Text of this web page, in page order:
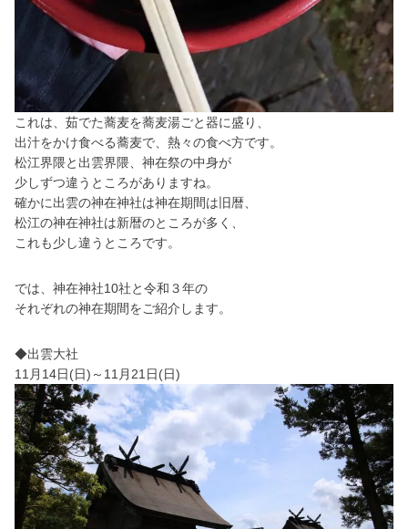
これは、茹でた蕎麦を蕎麦湯ごと器に盛り、
出汁をかけ食べる蕎麦で、熱々の食べ方です。
松江界隈と出雲界隈、神在祭の中身が
少しずつ違うところがありますね。
確かに出雲の神在神社は神在期間は旧暦、
松江の神在神社は新暦のところが多く、
これも少し違うところです。
では、神在神社10社と令和３年の
それぞれの神在期間をご紹介します。
◆出雲大社
11月14日(日)～11月21日(日)